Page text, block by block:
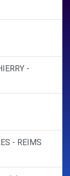
-
- REIMS